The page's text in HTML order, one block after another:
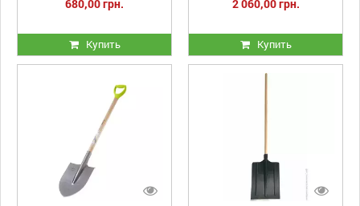
680,00 грн.
Купить
2 060,00 грн.
Купить